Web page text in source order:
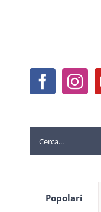
Cerca
per:
Popolari